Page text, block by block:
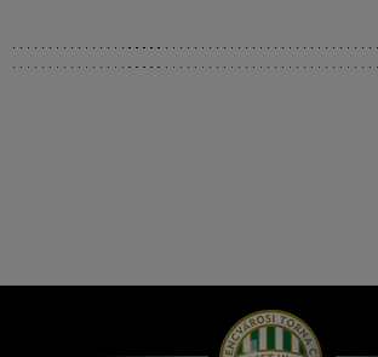
Hírek